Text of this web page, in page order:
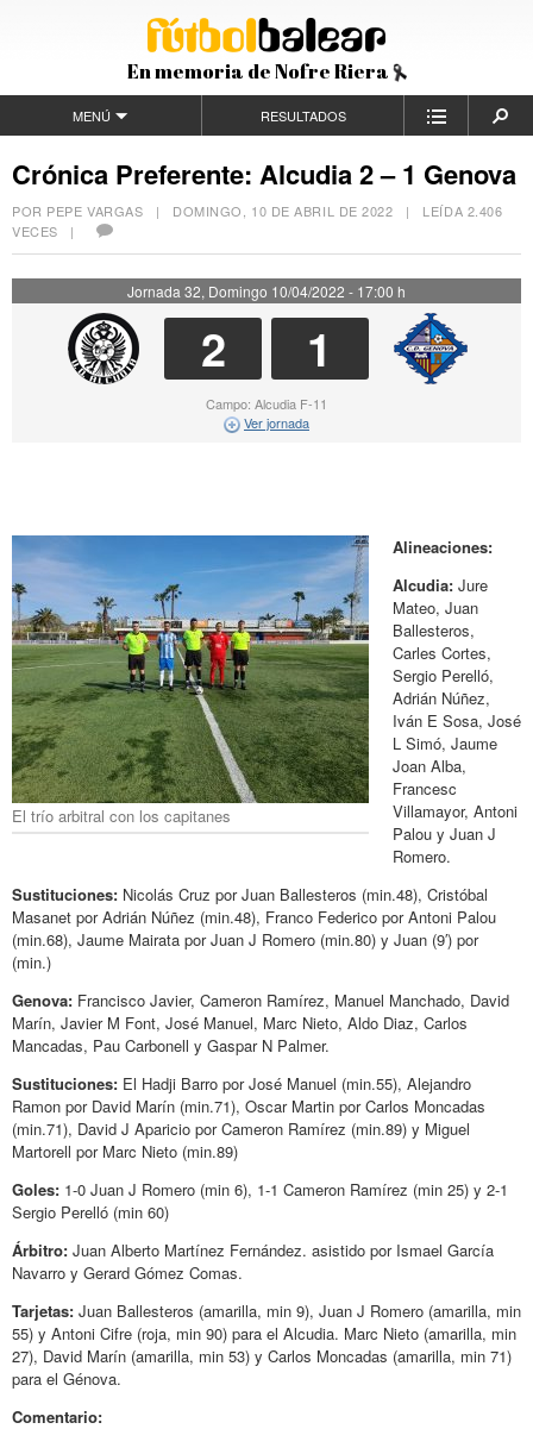
En memoria de Nofre Riera
MENÚ RESULTADOS
Crónica Preferente: Alcudia 2 – 1 Genova
POR PEPE VARGAS | DOMINGO, 10 DE ABRIL DE 2022 | LEÍDA 2.406
VECES |
Jornada 32, Domingo 10/04/2022 - 17:00 h
2 1
Campo: Alcudia F-11
Ver jornada
El trío arbitral con los capitanes
Alineaciones:
Alcudia: Jure
Mateo, Juan
Ballesteros,
Carles Cortes,
Sergio Perelló,
Adrián Núñez,
Iván E Sosa, José
L Simó, Jaume
Joan Alba,
Francesc
Villamayor, Antoni
Palou y Juan J
Romero.
Sustituciones: Nicolás Cruz por Juan Ballesteros (min.48), Cristóbal
Masanet por Adrián Núñez (min.48), Franco Federico por Antoni Palou
(min.68), Jaume Mairata por Juan J Romero (min.80) y Juan (9′) por
(min.)
Genova: Francisco Javier, Cameron Ramírez, Manuel Manchado, David
Marín, Javier M Font, José Manuel, Marc Nieto, Aldo Diaz, Carlos
Mancadas, Pau Carbonell y Gaspar N Palmer.
Sustituciones: El Hadji Barro por José Manuel (min.55), Alejandro
Ramon por David Marín (min.71), Oscar Martin por Carlos Moncadas
(min.71), David J Aparicio por Cameron Ramírez (min.89) y Miguel
Martorell por Marc Nieto (min.89)
Goles: 1-0 Juan J Romero (min 6), 1-1 Cameron Ramírez (min 25) y 2-1
Sergio Perelló (min 60)
Árbitro: Juan Alberto Martínez Fernández. asistido por Ismael García
Navarro y Gerard Gómez Comas.
Tarjetas: Juan Ballesteros (amarilla, min 9), Juan J Romero (amarilla, min
55) y Antoni Cifre (roja, min 90) para el Alcudia. Marc Nieto (amarilla, min
27), David Marín (amarilla, min 53) y Carlos Moncadas (amarilla, min 71)
para el Génova.
Comentario: